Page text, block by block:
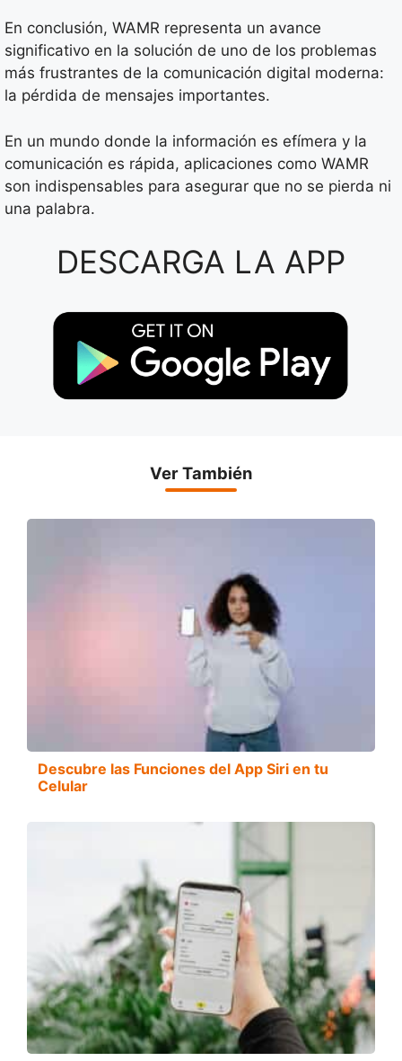
En conclusión, WAMR representa un avance
significativo en la solución de uno de los problemas
más frustrantes de la comunicación digital moderna:
la pérdida de mensajes importantes.
En un mundo donde la información es efímera y la
comunicación es rápida, aplicaciones como WAMR
son indispensables para asegurar que no se pierda ni
una palabra.
DESCARGA LA APP
Ver También
Descubre las Funciones del App Siri en tu
Celular